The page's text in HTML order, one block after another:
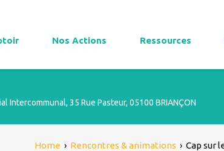
Nos Actions Ressources
Intercommunal, 35 Rue Pasteur, 05100 BRIANÇON
Home › Rencontres & animations › Cap sur